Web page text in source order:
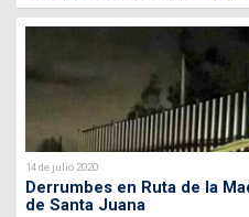
14 de julio 2020
Derrumbes en Ruta de la
de Santa Juana